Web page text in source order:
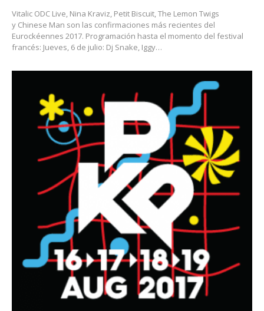
Vitalic ODC Live, Nina Kraviz, Petit Biscuit, The Lemon Twigs
y Chinese Man son las confirmaciones más recientes del
Eurockéennes 2017. Programación hasta el momento del festival
francés: Jueves, 6 de julio: Dj Snake, Iggy…